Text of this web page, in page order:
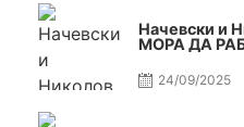
Начевски и
МОРА ДА
24/09/2025